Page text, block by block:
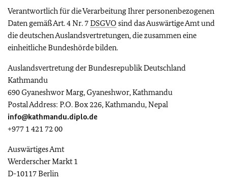
Verantwortlich für die Verarbeitung Ihrer personenbezogenen
Daten gemäß Art. 4 Nr. 7DSGVO sind das Auswärtige Amt und
die deutschen Auslandsvertretungen, die zusammen eine
einheitliche Bundeshörde bilden.
Auslandsvertretung der Bundesrepublik Deutschland
Kathmandu
690 Gyaneshwor Marg, Gyaneshwor, Kathmandu
Postal Address: P.O. Box 226, Kathmandu, Nepal
info@kathmandu.diplo.de
+977 1 421 72 00
Auswärtiges Amt
Werderscher Markt 1
D-10117 Berlin